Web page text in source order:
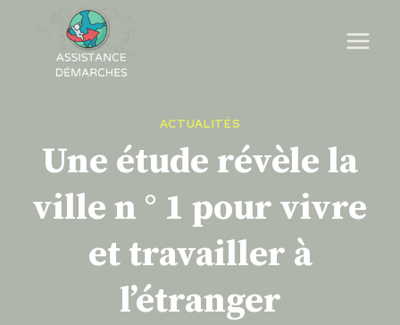
content
ACTUALITÉS
Une étude révèle la
ville n ° 1 pour vivre
et travailler à
l’étranger